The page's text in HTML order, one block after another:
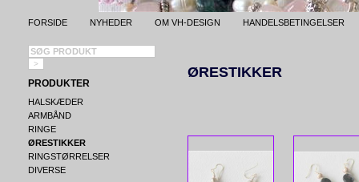
FORSIDE NYHEDER OM VH-DESIGN HANDELSBETINGELSER
PRODUKTER
HALSKÆDER
ARMBÅND
RINGE
ØRESTIKKER
RINGSTØRRELSER
DIVERSE
ØRESTIKKER